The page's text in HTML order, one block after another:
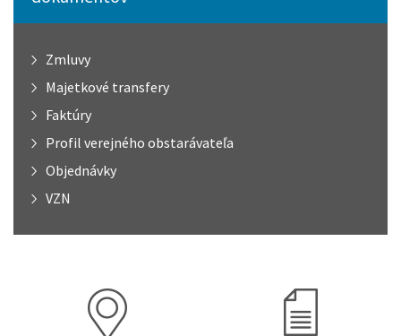
Zmluvy
Majetkové transfery
Faktúry
Profil verejného obstarávateľa
Objednávky
VZN